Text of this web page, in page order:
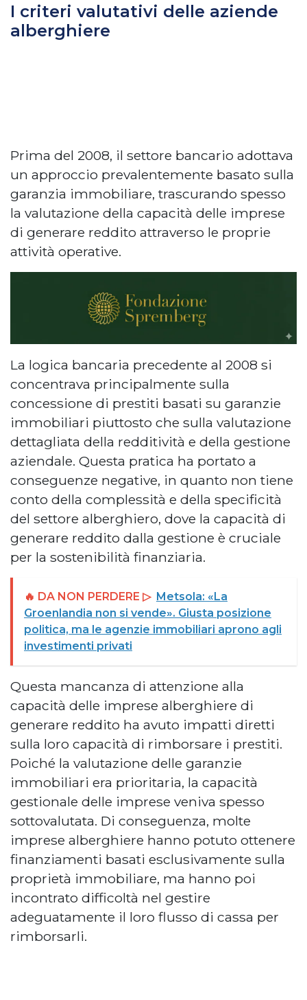
I criteri valutativi delle aziende
alberghiere
Prima del 2008, il settore bancario adottava
un approccio prevalentemente basato sulla
garanzia immobiliare, trascurando spesso
la valutazione della capacità delle imprese
di generare reddito attraverso le proprie
attività operative.
La logica bancaria precedente al 2008 si
concentrava principalmente sulla
concessione di prestiti basati su garanzie
immobiliari piuttosto che sulla valutazione
dettagliata della redditività e della gestione
aziendale. Questa pratica ha portato a
conseguenze negative, in quanto non tiene
conto della complessità e della specificità
del settore alberghiero, dove la capacità di
generare reddito dalla gestione è cruciale
per la sostenibilità finanziaria.
🔥 DA NON PERDERE ▷ Metsola: «La
Groenlandia non si vende». Giusta posizione
politica, ma le agenzie immobiliari aprono agli
investimenti privati
Questa mancanza di attenzione alla
capacità delle imprese alberghiere di
generare reddito ha avuto impatti diretti
sulla loro capacità di rimborsare i prestiti.
Poiché la valutazione delle garanzie
immobiliari era prioritaria, la capacità
gestionale delle imprese veniva spesso
sottovalutata. Di conseguenza, molte
imprese alberghiere hanno potuto ottenere
finanziamenti basati esclusivamente sulla
proprietà immobiliare, ma hanno poi
incontrato difficoltà nel gestire
adeguatamente il loro flusso di cassa per
rimborsarli.